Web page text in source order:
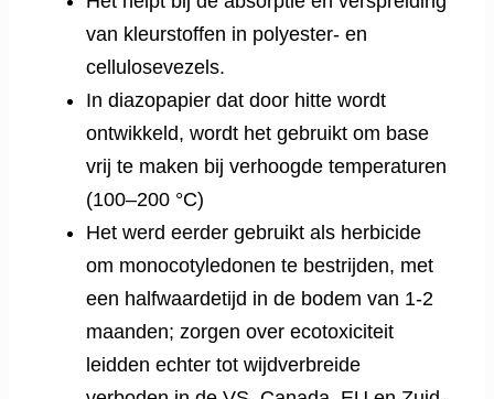
van kleurstoffen in polyester- en
cellulosevezels.
In diazopapier dat door hitte wordt
ontwikkeld, wordt het gebruikt om base
vrij te maken bij verhoogde temperaturen
(100–200 °C)
Het werd eerder gebruikt als herbicide
om monocotyledonen te bestrijden, met
een halfwaardetijd in de bodem van 1-2
maanden; zorgen over ecotoxiciteit
leidden echter tot wijdverbreide